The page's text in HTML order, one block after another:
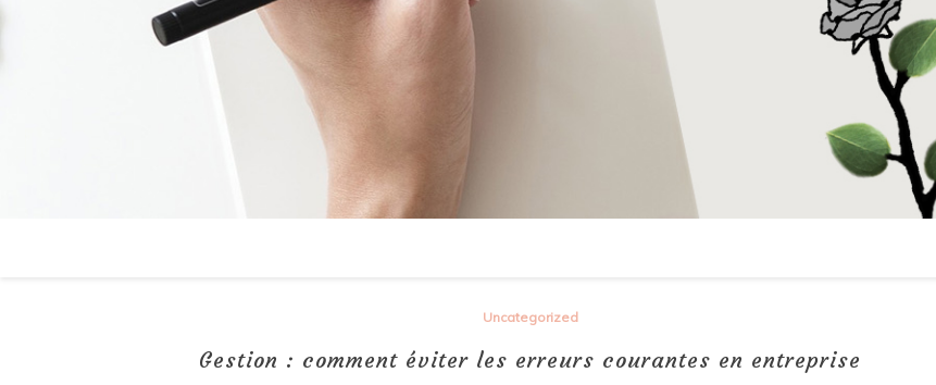
Uncategorized
Gestion : comment éviter les erreurs courantes en entreprise